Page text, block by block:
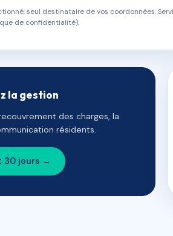
seul destinataire de vos coordonnées.
de confidentialité).
la gestion
des charges, la
résidents.
30 jours →